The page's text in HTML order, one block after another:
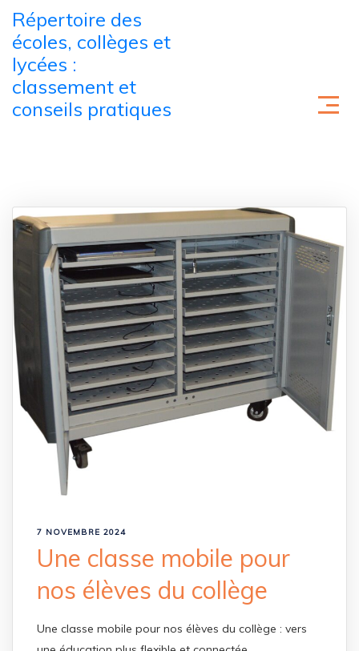
Skip to content
Répertoire des
écoles, collèges et
lycées :
classement et
conseils pratiques
7 NOVEMBRE 2024
Une classe mobile pour
nos élèves du collège
Une classe mobile pour nos élèves du collège : vers